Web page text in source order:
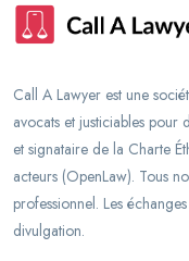
Call A Lawyer est une
avocats et justiciables pour
et signataire de la Charte
acteurs (OpenLaw). Tous
professionnel. Les
divulgation.